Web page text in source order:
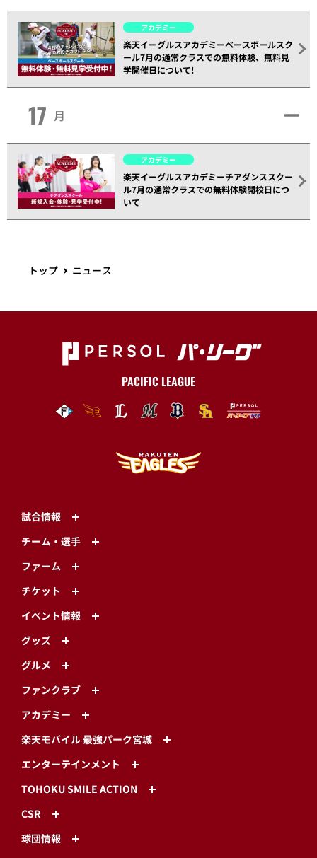
アカデミー
楽天イーグルスアカデミーベースボールスク
ール7月の通常クラスでの無料体験、無料見
学開催日について!
17 月
アカデミー
楽天イーグルスアカデミーチアダンススクー
ル7月の通常クラスでの無料体験開校日につ
いて
トップ ニュース
PACIFIC LEAGUE
試合情報
チーム・選手
ファーム
チケット
イベント情報
グッズ
グルメ
ファンクラブ
アカデミー
楽天モバイル 最強パーク宮城
エンターテインメント
TOHOKU SMILE ACTION
CSR
球団情報